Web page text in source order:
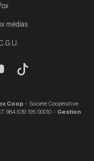
médias
Coop - Société Coopérative
984 639 195 00010 - Gestion